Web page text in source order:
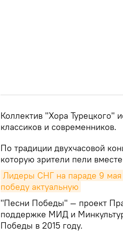
Коллектив "Хора Турецкого"
классиков и современников.
По традиции двухчасовой
которую зрители пели
Лидеры СНГ на параде 9
победу актуальную
"Песни Победы" — проект
поддержке МИД и
Победы в 2015 году.